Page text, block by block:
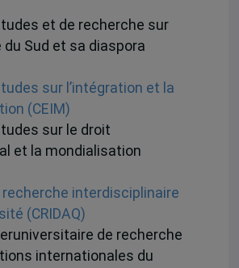
et de recherche sur
du Sud et sa diaspora
sur l’intégration et la
(CEIM)
sur le droit
et la mondialisation
recherche interdisciplinaire
(CRIDAQ)
de recherche
internationales du